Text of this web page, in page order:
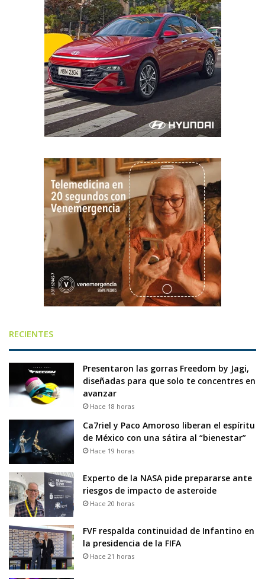
RECIENTES
Presentaron las gorras Freedom by Jagi,
diseñadas para que solo te concentres en
avanzar
Hace 18 horas
Ca7riel y Paco Amoroso liberan el espíritu
de México con una sátira al “bienestar”
Hace 19 horas
Experto de la NASA pide prepararse ante
riesgos de impacto de asteroide
Hace 20 horas
FVF respalda continuidad de Infantino en
la presidencia de la FIFA
Hace 21 horas